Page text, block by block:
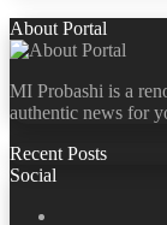
About Portal
MI Probashi is a
authentic news for
Recent Posts
Social